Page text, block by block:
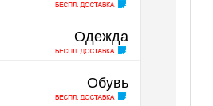
Одежда
Обувь